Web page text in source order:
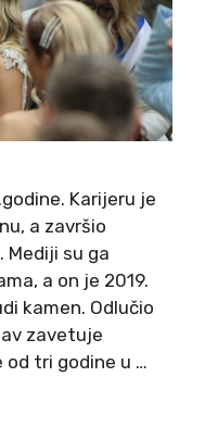
Karijeru je
a završio
Mediji su ga
a on je 2019.
kamen. Odlučio
zavetuje
od tri godine u …